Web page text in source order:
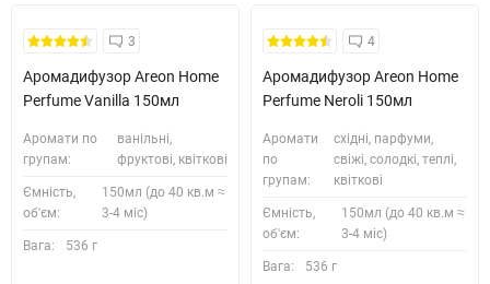
Безкоштовна Доставка
3
Аромадифузор Areon Home
Perfume Vanilla 150мл
Аромати по
групам:
ванільні,
фруктові, квіткові
Ємність,
об'єм:
150мл (до 40 кв.м ≈
3-4 міс)
Вага: 536 г
Безкоштовна Доставка
4
Аромадифузор Areon Home
Perfume Neroli 150мл
Аромати
по
групам:
східні, парфуми,
свіжі, солодкі, теплі,
квіткові
Ємність,
об'єм:
150мл (до 40 кв.м ≈
3-4 міс)
Вага: 536 г